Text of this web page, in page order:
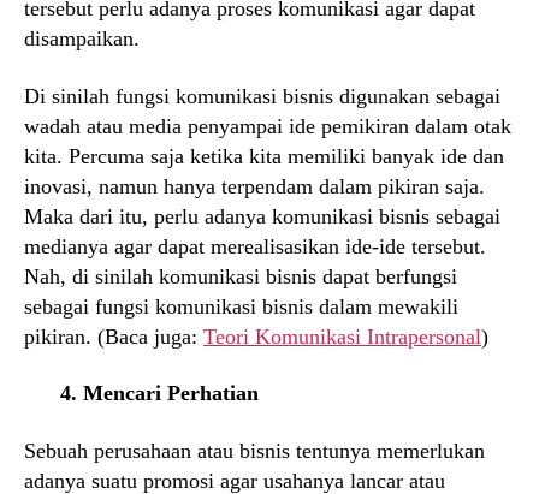
tersebut perlu adanya proses komunikasi agar dapat
disampaikan.
Di sinilah fungsi komunikasi bisnis digunakan sebagai
wadah atau media penyampai ide pemikiran dalam otak
kita. Percuma saja ketika kita memiliki banyak ide dan
inovasi, namun hanya terpendam dalam pikiran saja.
Maka dari itu, perlu adanya komunikasi bisnis sebagai
medianya agar dapat merealisasikan ide-ide tersebut.
Nah, di sinilah komunikasi bisnis dapat berfungsi
sebagai fungsi komunikasi bisnis dalam mewakili
pikiran. (Baca juga: Teori Komunikasi Intrapersonal)
4. Mencari Perhatian
Sebuah perusahaan atau bisnis tentunya memerlukan
adanya suatu promosi agar usahanya lancar atau